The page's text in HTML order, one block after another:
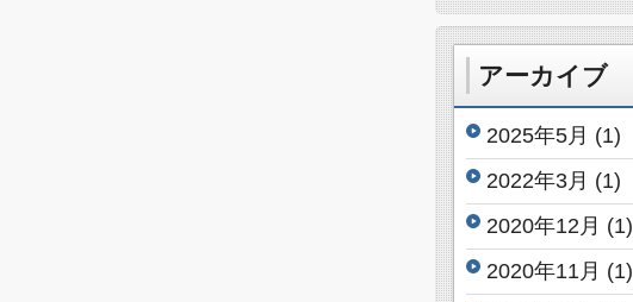
アーカイブ
2025年5月 (1)
2022年3月 (1)
2020年12月 (1)
2020年11月 (1)